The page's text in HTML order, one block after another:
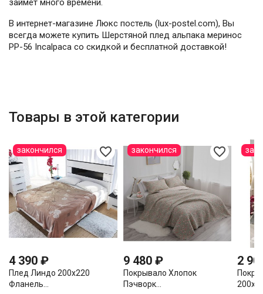
займет много времени.
В интернет-магазине Люкс постель (lux-postel.com), Вы
всегда можете купить Шерстяной плед альпака меринос
PP-56 Incalpaca со скидкой и бесплатной доставкой!
Товары в этой категории
favorite_border
4 390 ₽
Плед Линдо 200х220
Фланель...
закончился favorite_border
9 480 ₽
Покрывало Хлопок
Пэчворк...
закончился
2